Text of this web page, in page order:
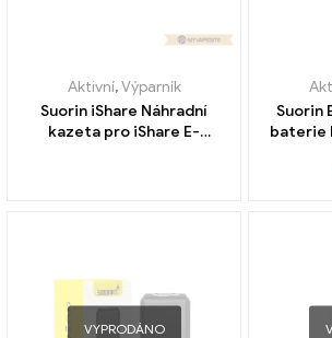
Aktivní,Výparník
Suorin iShare Náhradní
kazeta pro iShare E-
Suorin
baterie
VYPRODÁNO